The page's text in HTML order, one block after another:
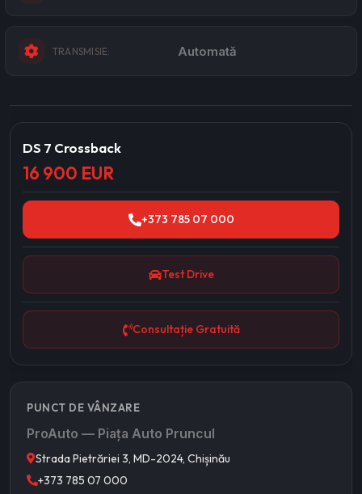
TRANSMISIE: Automată
DS 7 Crossback
16 900 EUR
+373 785 07 000
Test Drive
Consultație Gratuită
PUNCT DE VÂNZARE
ProAuto — Piața Auto Pruncul
Strada Pietrăriei 3, MD-2024, Chișinău
+373 785 07 000